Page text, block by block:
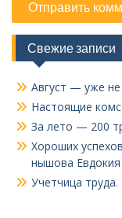
Свежие записи
Август — уже
Настоящие
За лето — 200
Хороших
нышова
Учетчица